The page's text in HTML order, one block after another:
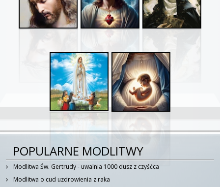
POPULARNE MODLITWY
Modlitwa Św. Gertrudy - uwalnia 1000 dusz z czyśćca
Modlitwa o cud uzdrowienia z raka